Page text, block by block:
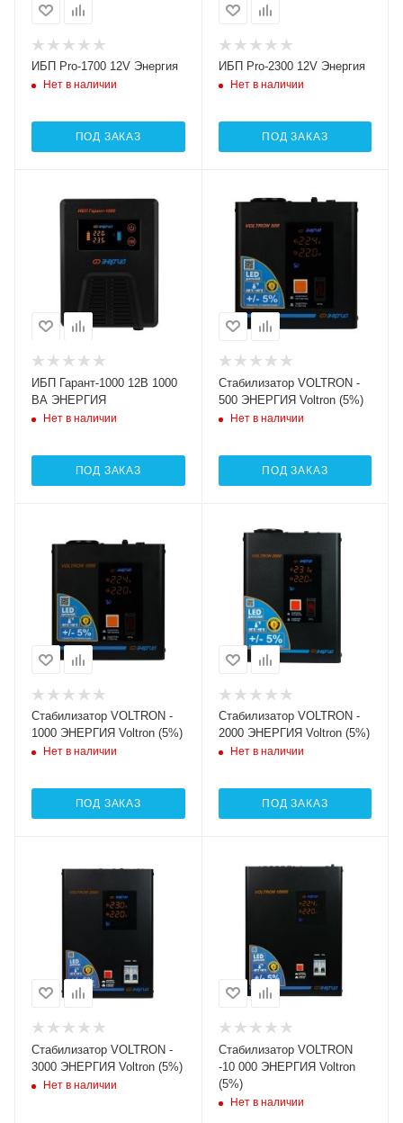
ИБП Pro-1700 12V Энергия
Нет в наличии
ПОД ЗАКАЗ
ИБП Pro-2300 12V Энергия
Нет в наличии
ПОД ЗАКАЗ
мощность (активная),
Интерактивный
(Line-Interactive)
мощность (полная), ВА
1000
ИБП Гарант-1000 12В 1000
ВА ЭНЕРГИЯ
Нет в наличии
ПОД ЗАКАЗ
Cтабилизатор VOLTRON -
500 ЭНЕРГИЯ Voltron (5%)
Нет в наличии
ПОД ЗАКАЗ
Cтабилизатор VOLTRON -
1000 ЭНЕРГИЯ Voltron (5%)
Нет в наличии
ПОД ЗАКАЗ
Cтабилизатор VOLTRON -
2000 ЭНЕРГИЯ Voltron (5%)
Нет в наличии
ПОД ЗАКАЗ
Cтабилизатор VOLTRON -
3000 ЭНЕРГИЯ Voltron (5%)
Нет в наличии
Cтабилизатор VOLTRON
-10 000 ЭНЕРГИЯ Voltron
(5%)
Нет в наличии